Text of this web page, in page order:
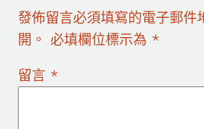
發佈留言必須填寫的電子郵件
開。 必填欄位標示為 *
留言 *